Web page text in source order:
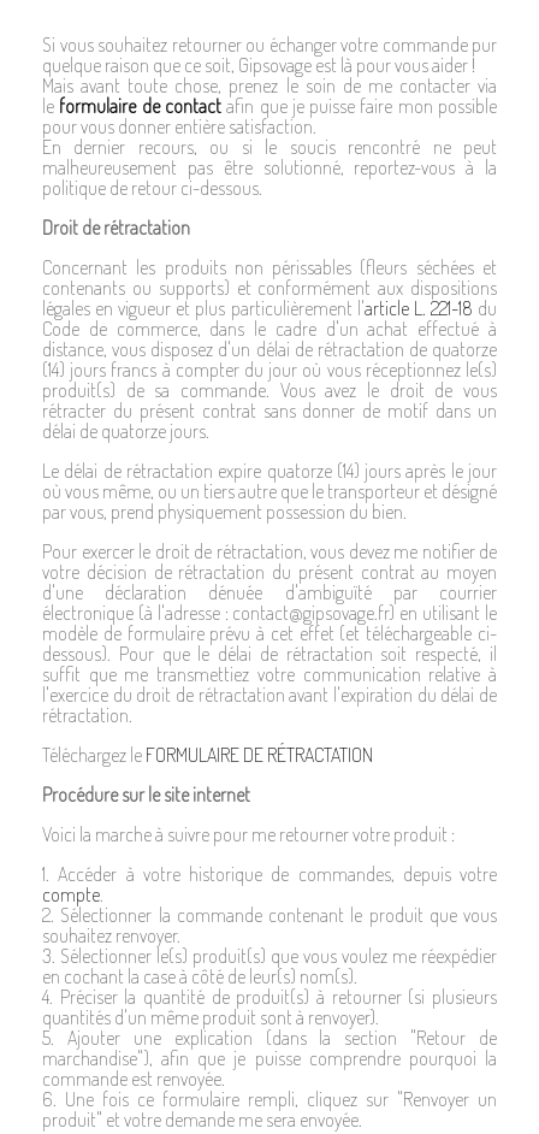
Si vous souhaitez retourner ou échanger votre commande pur
quelque raison que ce soit, Gipsovage est là pour vous aider !
Mais avant toute chose, prenez le soin de me contacter via
le formulaire de contactafin que je puisse faire mon possible
pour vous donner entière satisfaction.
En dernier recours, ou si le soucis rencontré ne peut
malheureusement pas être solutionné, reportez-vous à la
politique de retour ci-dessous.
Droit de rétractation
Concernant les produits non périssables (fleurs séchées et
contenants ou supports) et conformément aux dispositions
légales en vigueur et plus particulièrement l'article L. 221-18 du
Code de commerce, dans le cadre d'un achat effectué à
distance, vous disposez d'un délai de rétractation de quatorze
(14) jours francs à compter du jour où vous réceptionnez le(s)
produit(s) de sa commande. Vous avez le droit de vous
rétracter du présent contrat sans donner de motif dans un
délai de quatorze jours.
Le délai de rétractation expire quatorze (14) jours après le jour
où vous même, ou un tiers autre que le transporteur et désigné
par vous, prend physiquement possession du bien.
Pour exercer le droit de rétractation, vous devez me notifier de
votre décision de rétractation du présent contrat au moyen
d'une déclaration dénuée d'ambiguïté par courrier
électronique (à l'adresse : contact@gipsovage.fr) en utilisant le
modèle de formulaire prévu à cet effet (et téléchargeable ci-
dessous). Pour que le délai de rétractation soit respecté, il
suffit que me transmettiez votre communication relative à
l'exercice du droit de rétractation avant l'expiration du délai de
rétractation.
Téléchargez le FORMULAIRE DE RÉTRACTATION
Procédure sur le site internet
Voici la marche à suivre pour me retourner votre produit :
1. Accéder à votre historique de commandes, depuis votre
compte.
2. Sélectionner la commande contenant le produit que vous
souhaitez renvoyer.
3. Sélectionner le(s) produit(s) que vous voulez me réexpédier
en cochant la case à côté de leur(s) nom(s).
4. Préciser la quantité de produit(s) à retourner (si plusieurs
quantités d'un même produit sont à renvoyer).
5. Ajouter une explication (dans la section "Retour de
marchandise"), afin que je puisse comprendre pourquoi la
commande est renvoyée.
6. Une fois ce formulaire rempli, cliquez sur "Renvoyer un
produit" et votre demande me sera envoyée.